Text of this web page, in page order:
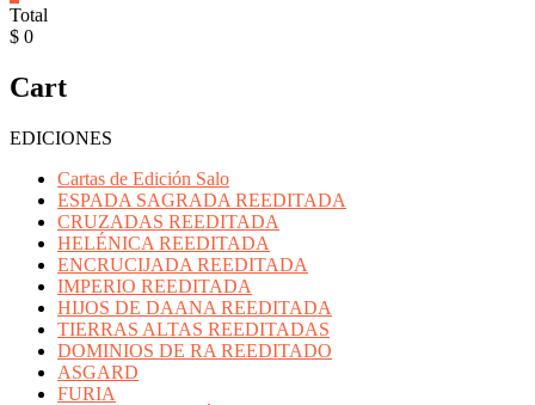
Total
$ 0
Cart
EDICIONES
Cartas de Edición Salo
ESPADA SAGRADA REEDITADA
CRUZADAS REEDITADA
HELÉNICA REEDITADA
ENCRUCIJADA REEDITADA
IMPERIO REEDITADA
HIJOS DE DAANA REEDITADA
TIERRAS ALTAS REEDITADAS
DOMINIOS DE RA REEDITADO
ASGARD
FURIA